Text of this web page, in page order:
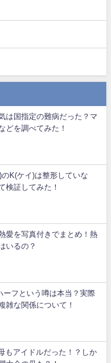
は国指定の難病だった？マ
どを調べてみた！
K(ケイ)は整形していな
検証してみた！
愛を写真付きでまとめ！熱
いるの？
ーフという噂は本当？実際
雑な関係について！
もアイドルだった！？しか